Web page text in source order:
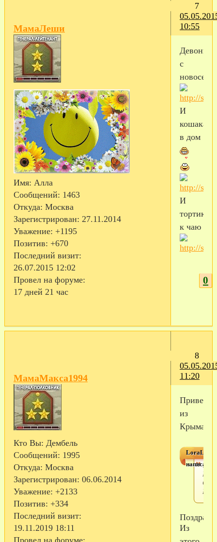
7
10:55
МамаЛеши
Имя: Алла
Сообщений: 1463
Откуда: Москва
Зарегистрирован: 27.11.2014
Уважение: +1195
Позитив: +670
Последний визит:
26.07.2015 12:02
Провел на форуме:
17 дней 21 час
с
И
кошака
в дом
И
тортик
к чаю
0
8
11:20
МамаМакса1994
Кто Вы: Дембель
Сообщений: 1995
Откуда: Москва
Зарегистрирован: 06.06.2014
Уважение: +2133
Позитив: +334
Последний визит:
19.11.2019 18:11
Привет
из
Крыма!
LoraLave
Ура!
С
Поздравляю!
Из